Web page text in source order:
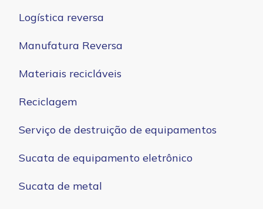
Logística reversa
Manufatura Reversa
Materiais recicláveis
Reciclagem
Serviço de destruição de equipamentos
Sucata de equipamento eletrônico
Sucata de metal